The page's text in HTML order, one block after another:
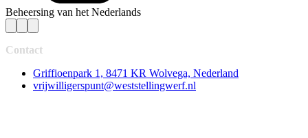
Beheersing van het Nederlands
Contact
Griffioenpark 1, 8471 KR Wolvega, Nederland
vrijwilligerspunt@weststellingwerf.nl